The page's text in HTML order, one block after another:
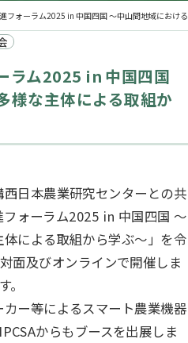
フォーラム2025 in 中国四国 ～中山間地域におけ
ラム2025 in 中国四国
様な主体による取組か
日本農業研究センターとの共
ォーラム2025 in 中国四国 ～
による取組から学ぶ～」を令
面及びオンラインで開催しま
す。
ー等によるスマート農業機器
からもブースを出展しま